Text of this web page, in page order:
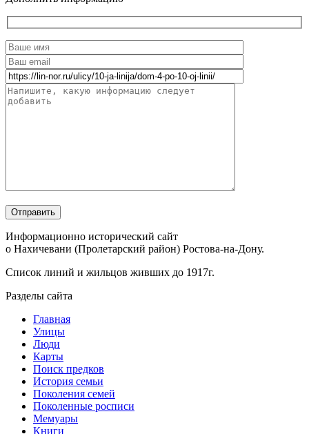
Информационно исторический сайт
о Нахичевани (Пролетарский район) Ростова-на-Дону.
Список линий и жильцов живших до 1917г.
Разделы сайта
Главная
Улицы
Люди
Карты
Поиск предков
История семьи
Поколения семей
Поколенные росписи
Мемуары
Книги